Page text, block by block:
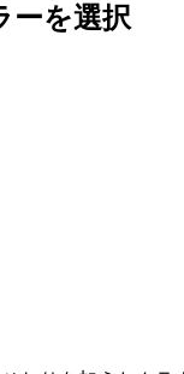
ーを選択